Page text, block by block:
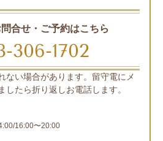
合せ・ご予約はこちら
306-1702
ない場合があります。留守電にメ
したら折り返しお電話します。
16:00〜20:00